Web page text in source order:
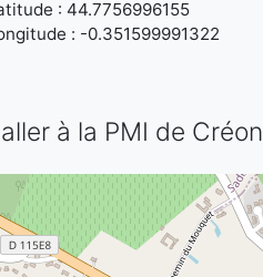
: 44.7756996155
: -0.351599991322
à la PMI de Créon